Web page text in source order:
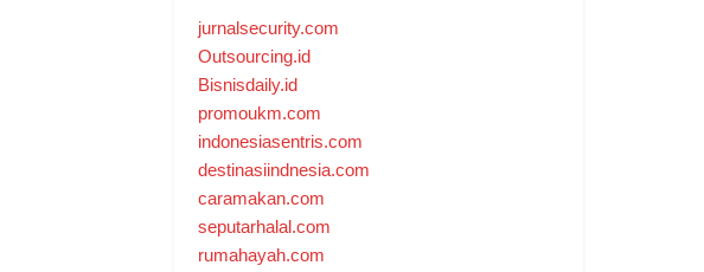
jurnalsecurity.com
Outsourcing.id
Bisnisdaily.id
promoukm.com
indonesiasentris.com
destinasiindnesia.com
caramakan.com
seputarhalal.com
rumahayah.com